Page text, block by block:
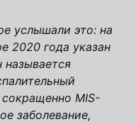
услышали это: на
2020 года указан
MIS-
заболевание,